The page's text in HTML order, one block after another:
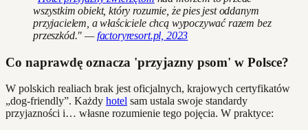
wszystkim obiekt, który rozumie, że pies jest oddanym
przyjacielem, a właściciele chcą wypoczywać razem bez
przeszkód." —factoryresort.pl, 2023
Co naprawdę oznacza 'przyjazny psom' w Polsce?
W polskich realiach brak jest oficjalnych, krajowych certyfikatów
„dog-friendly”. Każdy hotel sam ustala swoje standardy
przyjazności i… własne rozumienie tego pojęcia. W praktyce: